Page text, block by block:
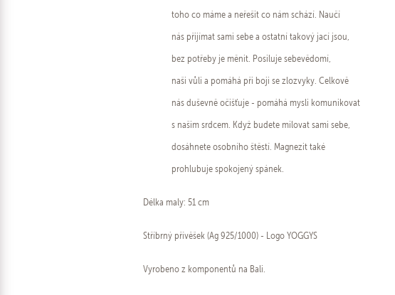
toho co máme a neřešit co nám schází. Naučí
nás přijímat sami sebe a ostatní takový jací jsou,
bez potřeby je měnit. Posiluje sebevědomí,
naši vůli a pomáhá při boji se zlozvyky. Celkově
nás duševně očišťuje - pomáhá mysli komunikovat
s našim srdcem. Když budete milovat sami sebe,
dosáhnete osobního štěstí. Magnezit také
prohlubuje spokojený spánek.
Délka maly: 51 cm
Stříbrný přívěšek (Ag 925/1000) - Logo YOGGYS
Vyrobeno z komponentů na Bali.